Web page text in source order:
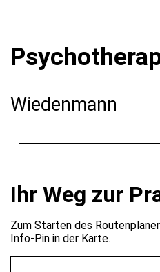
Wiedenmann
Ihr Weg zur
Zum Starten des
Info-Pin in der Karte.